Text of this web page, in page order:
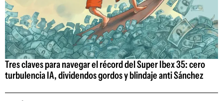
Tres claves para navegar el récord del Super Ibex 35: cero
turbulencia IA, dividendos gordos y blindaje anti Sánchez